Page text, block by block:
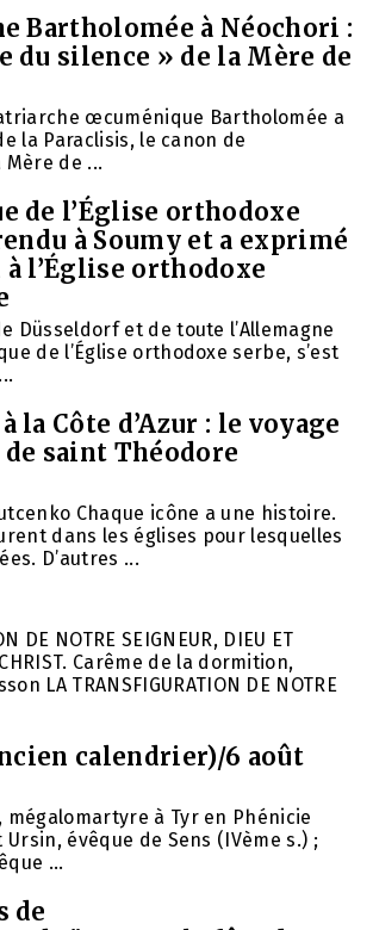
Bartholomée à Néochori :
du silence » de la Mère de
œcuménique Bartholomée a
la Paraclisis, le canon de
de ...
de l’Église orthodoxe
à Soumy et a exprimé
l’Église orthodoxe
Düsseldorf et de toute l’Allemagne
de l’Église orthodoxe serbe, s’est
la Côte d’Azur : le voyage
de saint Théodore
Chaque icône a une histoire.
dans les églises pour lesquelles
D’autres ...
DE NOTRE SEIGNEUR, DIEU ET
CHRIST. Carême de la dormition,
LA TRANSFIGURATION DE NOTRE
calendrier)/6 août
mégalomartyre à Tyr en Phénicie
évêque de Sens (IVème s.) ;
...
de